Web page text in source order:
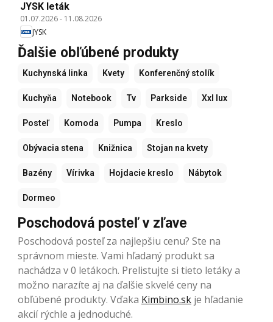
JYSK leták
01.07.2026- 11.08.2026
JYSK
Ďalšie obľúbené produkty
Kuchynská linka Kvety Konferenčný stolík
Kuchyňa Notebook Tv Parkside Xxl lux
Posteľ Komoda Pumpa Kreslo
Obývacia stena Knižnica Stojan na kvety
Bazény Vírivka Hojdacie kreslo Nábytok
Dormeo
Poschodová posteľ v zľave
Poschodová posteľ za najlepšiu cenu? Ste na
správnom mieste. Vami hľadaný produkt sa
nachádza v 0 letákoch. Prelistujte si tieto letáky a
možno narazíte aj na ďalšie skvelé ceny na
obľúbené produkty. Vďaka Kimbino.sk je hľadanie
akcií rýchle a jednoduché.